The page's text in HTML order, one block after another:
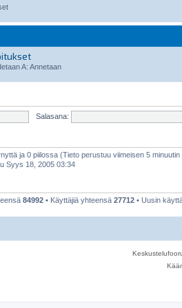
A: Annetaan
Salasana:
ja 0 piilossa (Tieto perustuu viimeisen 5
Syys 18, 2005 03:34
84992 • Käyttäjiä yhteensä 27712 • Uusin